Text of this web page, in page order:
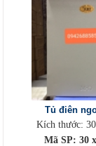
Tủ điên
Kích thước:
Mã SP: 30